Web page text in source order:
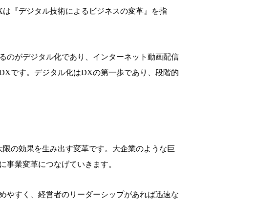
『デジタル技術によるビジネスの変革』を指
のがデジタル化であり、インターネット動画配信
です。デジタル化はDXの第一歩であり、段階的
の効果を生み出す変革です。大企業のような巨
事業変革につなげていきます。
やすく、経営者のリーダーシップがあれば迅速な